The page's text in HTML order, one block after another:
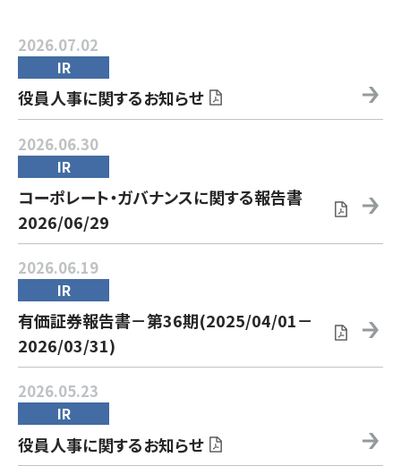
IR
2026.07.02
役員人事に関するお知らせ
IR
2026.06.30
コーポレート・ガバナンスに関する報告書
2026/06/29
IR
2026.06.19
有価証券報告書－第36期(2025/04/01－
2026/03/31)
IR
2026.05.23
役員人事に関するお知らせ